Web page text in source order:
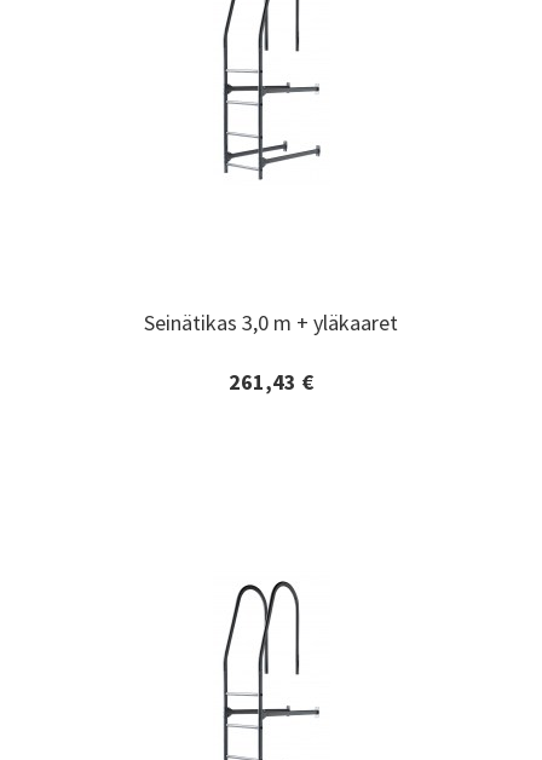
Seinätikas 3,0 m + yläkaaret
261,43 €
Seinätikas 3,0 m + yläkaaret
Lisätiedot ja tilaaminen